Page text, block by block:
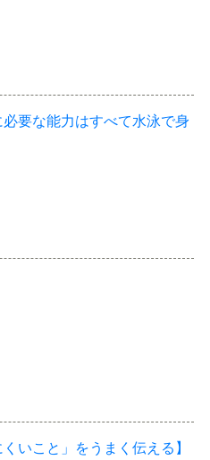
必要な能力はすべて水泳で身
くいこと」をうまく伝える】